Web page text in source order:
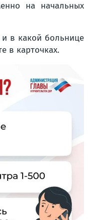
на начальных
в какой больнице
в карточках.